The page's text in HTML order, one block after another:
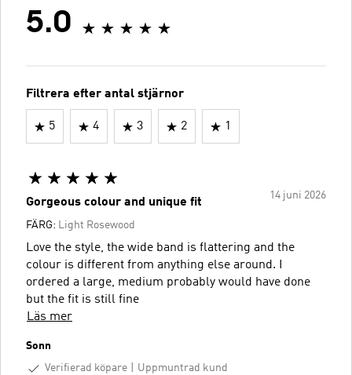
5.0
Filtrera efter antal stjärnor
5 4 3 2 1
14 juni 2026
Gorgeous colour and unique fit
FÄRG: Light Rosewood
Love the style, the wide band is flattering and the
colour is different from anything else around. I
ordered a large, medium probably would have done
but the fit is still fine
Läs mer
Sonn
Verifierad köpare
Uppmuntrad kund